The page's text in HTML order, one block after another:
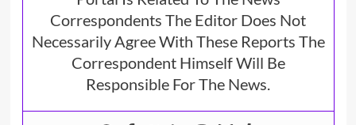
Correspondents The Editor Does Not
Necessarily Agree With These Reports The
Correspondent Himself Will Be
Responsible For The News.